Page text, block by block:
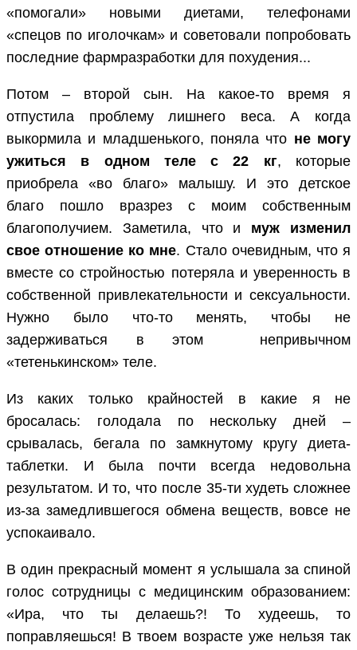
«помогали» новыми диетами, телефонами
«спецов по иголочкам» и советовали попробовать
последние фармразработки для похудения...
Потом – второй сын. На какое-то время я
отпустила проблему лишнего веса. А когда
выкормила и младшенького, поняла что не могу
ужиться в одном теле с 22 кг, которые
приобрела «во благо» малышу. И это детское
благо пошло вразрез с моим собственным
благополучием. Заметила, что и муж изменил
свое отношение ко мне. Стало очевидным, что я
вместе со стройностью потеряла и уверенность в
собственной привлекательности и сексуальности.
Нужно было что-то менять, чтобы не
задерживаться в этом непривычном
«тетенькинском» теле.
Из каких только крайностей в какие я не
бросалась: голодала по нескольку дней –
срывалась, бегала по замкнутому кругу диета-
таблетки. И была почти всегда недовольна
результатом. И то, что после 35-ти худеть сложнее
из-за замедлившегося обмена веществ, вовсе не
успокаивало.
В один прекрасный момент я услышала за спиной
голос сотрудницы с медицинским образованием:
«Ира, что ты делаешь?! То худеешь, то
поправляешься! В твоем возрасте уже нельзя так